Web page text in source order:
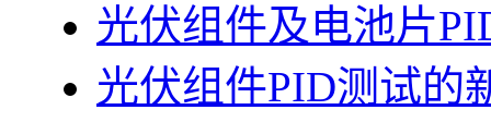
光伏组件及电池片
光伏组件PID测试的